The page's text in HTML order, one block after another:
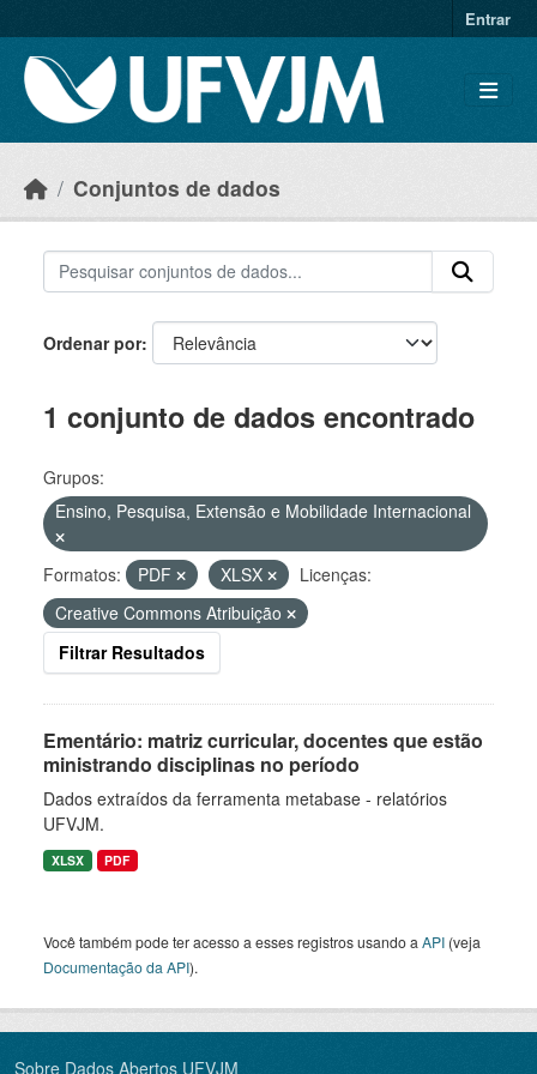
Entrar
Conjuntos de dados
Ordenar por
1 conjunto de dados encontrado
Grupos:
Ensino, Pesquisa, Extensão e Mobilidade Internacional
Formatos: PDF XLSX
Licenças:
Creative Commons Atribuição
Filtrar Resultados
Ementário: matriz curricular, docentes que estão
ministrando disciplinas no período
Dados extraídos da ferramenta metabase - relatórios
UFVJM.
XLSX PDF
Você também pode ter acesso a esses registros usando a API (veja
Documentação da API).
Sobre Dados Abertos UFVJM